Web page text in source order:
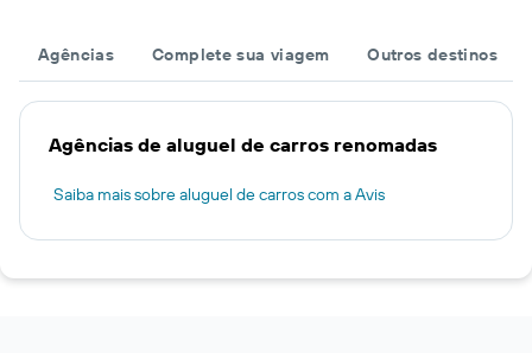
Agências Complete sua viagem Outros destinos
Agências de aluguel de carros renomadas
Saiba mais sobre aluguel de carros com a Avis